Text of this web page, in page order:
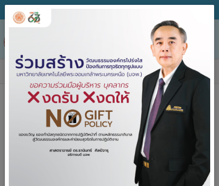
ข่าวประกาศจัดซื้อจัดจ้าง